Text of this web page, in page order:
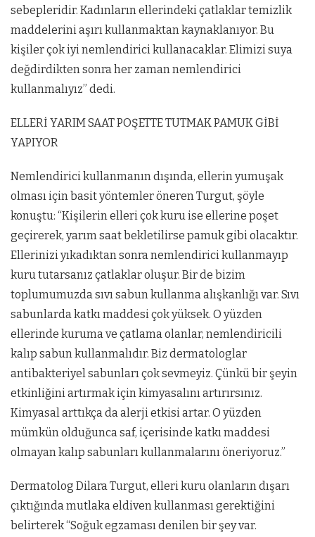
sebepleridir. Kadınların ellerindeki çatlaklar temizlik
maddelerini aşırı kullanmaktan kaynaklanıyor. Bu
kişiler çok iyi nemlendirici kullanacaklar. Elimizi suya
değdirdikten sonra her zaman nemlendirici
kullanmalıyız” dedi.
ELLERİ YARIM SAAT POŞETTE TUTMAK PAMUK GİBİ
YAPIYOR
Nemlendirici kullanmanın dışında, ellerin yumuşak
olması için basit yöntemler öneren Turgut, şöyle
konuştu: “Kişilerin elleri çok kuru ise ellerine poşet
geçirerek, yarım saat bekletilirse pamuk gibi olacaktır.
Ellerinizi yıkadıktan sonra nemlendirici kullanmayıp
kuru tutarsanız çatlaklar oluşur. Bir de bizim
toplumumuzda sıvı sabun kullanma alışkanlığı var. Sıvı
sabunlarda katkı maddesi çok yüksek. O yüzden
ellerinde kuruma ve çatlama olanlar, nemlendiricili
kalıp sabun kullanmalıdır. Biz dermatologlar
antibakteriyel sabunları çok sevmeyiz. Çünkü bir şeyin
etkinliğini artırmak için kimyasalını artırırsınız.
Kimyasal arttıkça da alerji etkisi artar. O yüzden
mümkün olduğunca saf, içerisinde katkı maddesi
olmayan kalıp sabunları kullanmalarını öneriyoruz.”
Dermatolog Dilara Turgut, elleri kuru olanların dışarı
çıktığında mutlaka eldiven kullanması gerektiğini
belirterek “Soğuk egzaması denilen bir şey var.